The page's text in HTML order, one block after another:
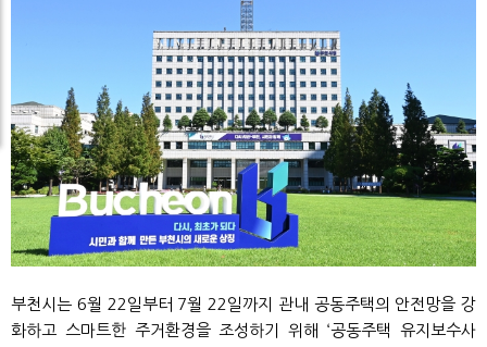
부천시는 6월 22일부터 7월 22일까지 관내 공동주택의 안전망을 강
화하고 스마트한 주거환경을 조성하기 위해 ‘공동주택 유지보수사